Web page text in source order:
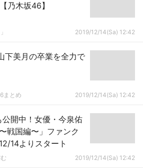
木坂46】
2019/12/14(Sa) 12:42
下美月の卒業を全力で
まとめ 2019/12/14(Sa) 12:42
開中！女優・今泉佑
戦国編〜」ファンク
14よりスタート
2019/12/14(Sa) 12:42